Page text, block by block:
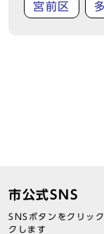
宮前区
市公式SNS
SNSボタンをクリッ
クします